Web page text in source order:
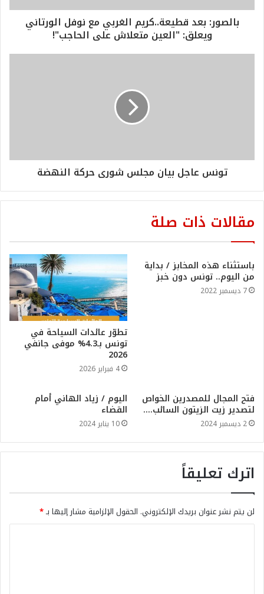
بالصور: بعد قطيعة..كريم الغربي مع نوفل الورتاني
ويعلق: "العين متعلاش على الحاجب"!
تونس عاجل بيان مجلس شورى حركة النهضة
مقالات ذات صلة
باستثناء هذه المخابز / بداية
من اليوم.. تونس دون خبز
7 ديسمبر 2022
تطوّر عائدات السياحة في
تونس بـ4.3% موفى جانفي
2026
4 فبراير 2026
فتح المجال للمصدرين الخواص
لتصدير زيت الزيتون السائب….
2 ديسمبر 2024
اليوم / زياد الهاني أمام
القضاء
10 يناير 2024
اترك تعليقاً
لن يتم نشر عنوان بريدك الإلكتروني. الحقول الإلزامية مشار إليها بـ*